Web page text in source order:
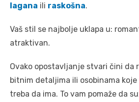
lagana ili raskošna.
Vaš stil se najbolje uklapa u:
atraktivan.
Ovako opostavljanje stvari čini da
bitnim detaljima ili osobinama
treba da ima. To vam pomaže da